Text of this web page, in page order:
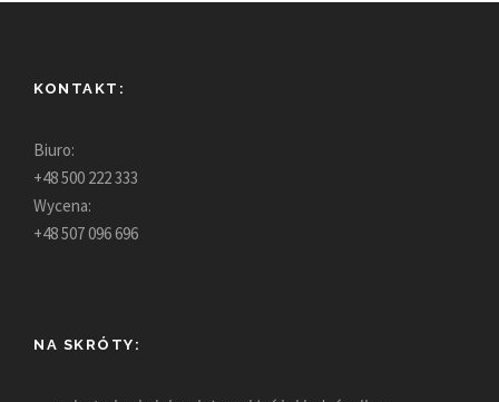
KONTAKT:
Biuro:
+48 500 222 333
Wycena:
+48 507 096 696
NA SKRÓTY: